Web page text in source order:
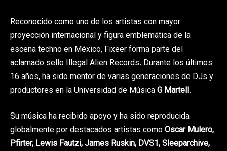
Reconocido como uno de los artistas con mayor
proyección internacional y figura emblemática de la
escena techno en México, Fixeer forma parte del
aclamado sello Illegal Alien Records. Durante los últimos
16 años, ha sido mentor de varias generaciones de DJs y
productores en la Universidad de MúsicaG Martell.
Su música ha recibido apoyo y ha sido reproducida
globalmente por destacados artistas comoOscar Mulero,
Pfirter, Lewis Fautzi, James Ruskin, DVS1, Sleeparchive,